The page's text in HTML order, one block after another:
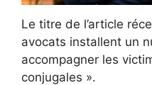
Le titre de l’article
avocats installent un
accompagner les
conjugales ».